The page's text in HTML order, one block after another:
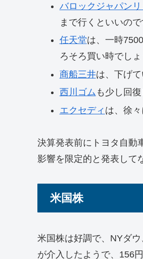
バロックジャパン
まで行くといいので
任天堂は、一時
ろそろ買い時でしょ
商船三井は、下げて
西川ゴム も少し回復
エクセディ は、徐々
決算発表前にトヨタ自動
影響を限定的と発表して
米国株
米国株は好調で、NYダ
が介入したようで、156